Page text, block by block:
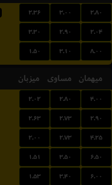
۲.۳۶ ۳.۰۰ ۲.۸۰
۳.۳۰ ۲.۹۰ ۲.۰۴
۱.۵۰ ۳.۱۰ ۸.۰۰
میزبان مساوی میهمان
۲.۰۲ ۲.۸۰ ۴.۰۰
۲.۶۳ ۲.۷۳ ۲.۹۰
۲.۰۰ ۲.۷۳ ۴.۲۵
۱.۵۱ ۳.۵۰ ۶.۵۰
۱.۵۳ ۳.۴۰ ۶.۰۰